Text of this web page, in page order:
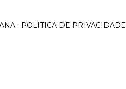
POLITICA DE PRIVACIDADE